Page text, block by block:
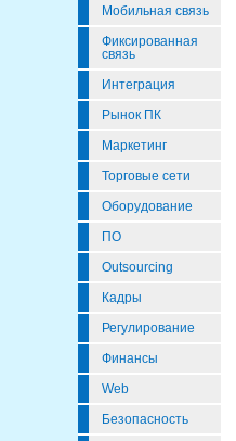
Мобильная связь
Фиксированная
связь
Интеграция
Рынок ПК
Маркетинг
Торговые сети
Оборудование
ПО
Outsourcing
Кадры
Регулирование
Финансы
Web
Безопасность